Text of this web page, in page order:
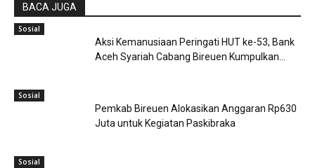
BACA JUGA
Sosial
Aksi Kemanusiaan Peringati HUT ke-53, Bank
Aceh Syariah Cabang Bireuen Kumpulkan...
Sosial
Pemkab Bireuen Alokasikan Anggaran Rp630
Juta untuk Kegiatan Paskibraka
Sosial